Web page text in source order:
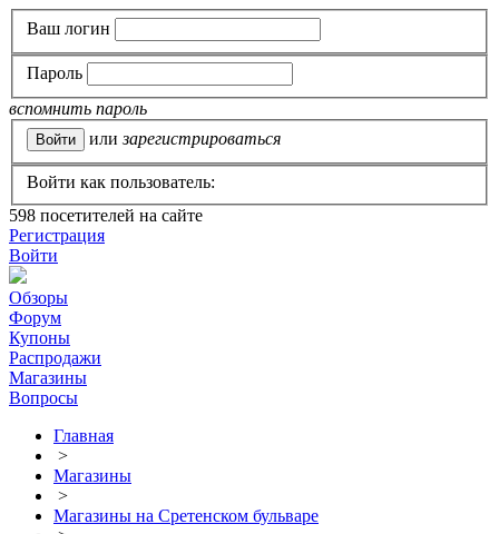
Ваш логин
Пароль
вспомнить пароль
или зарегистрироваться
Войти как пользователь:
598 посетителей на сайте
Регистрация
Войти
Обзоры
Форум
Купоны
Распродажи
Магазины
Вопросы
Главная
>
Магазины
>
Магазины на Сретенском бульваре